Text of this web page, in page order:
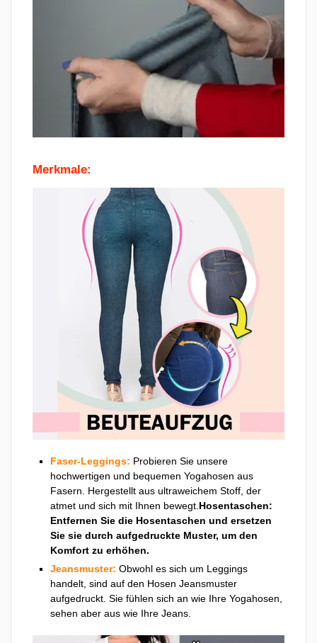
Merkmale:
Faser-Leggings: Probieren Sie unsere
hochwertigen und bequemen Yogahosen aus
Fasern. Hergestellt aus ultraweichem Stoff, der
atmet und sich mit Ihnen bewegt. Hosentaschen:
Entfernen Sie die Hosentaschen und ersetzen
Sie sie durch aufgedruckte Muster, um den
Komfort zu erhöhen.
Jeansmuster: Obwohl es sich um Leggings
handelt, sind auf den Hosen Jeansmuster
aufgedruckt. Sie fühlen sich an wie Ihre Yogahosen,
sehen aber aus wie Ihre Jeans.